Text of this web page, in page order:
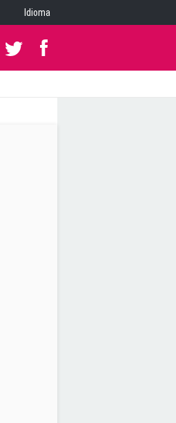
Idioma